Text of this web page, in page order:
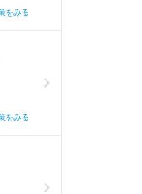
をみる
をみる